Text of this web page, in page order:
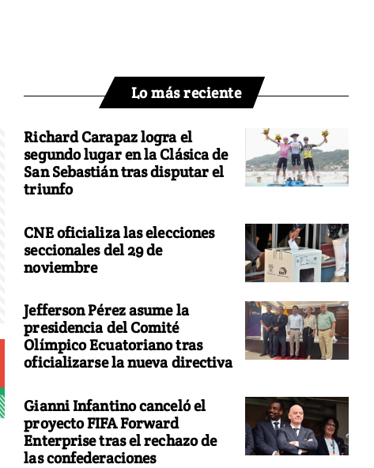
Lo más reciente
Richard Carapaz logra el
segundo lugar en la Clásica de
San Sebastián tras disputar el
triunfo
CNE oficializa las elecciones
seccionales del 29 de
noviembre
Jefferson Pérez asume la
presidencia del Comité
Olímpico Ecuatoriano tras
oficializarse la nueva directiva
Gianni Infantino canceló el
proyecto FIFA Forward
Enterprise tras el rechazo de
las confederaciones